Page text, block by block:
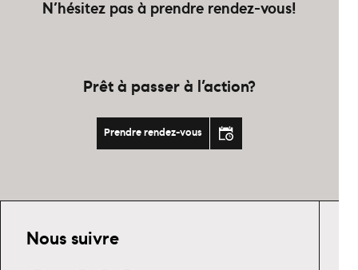
N’hésitez pas à prendre rendez-vous!
Prêt à passer à l’action?
Prendre rendez-vous
Nous suivre